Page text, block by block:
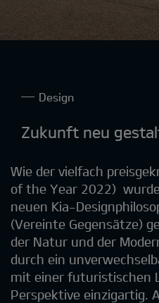
Design
Zukunft neu
Wie der vielfach
of the Year 2022)
neuen Kia-
(Vereinte Gegensätze)
der Natur und der
durch ein
mit einer futuristischen
Perspektive einzigartig.